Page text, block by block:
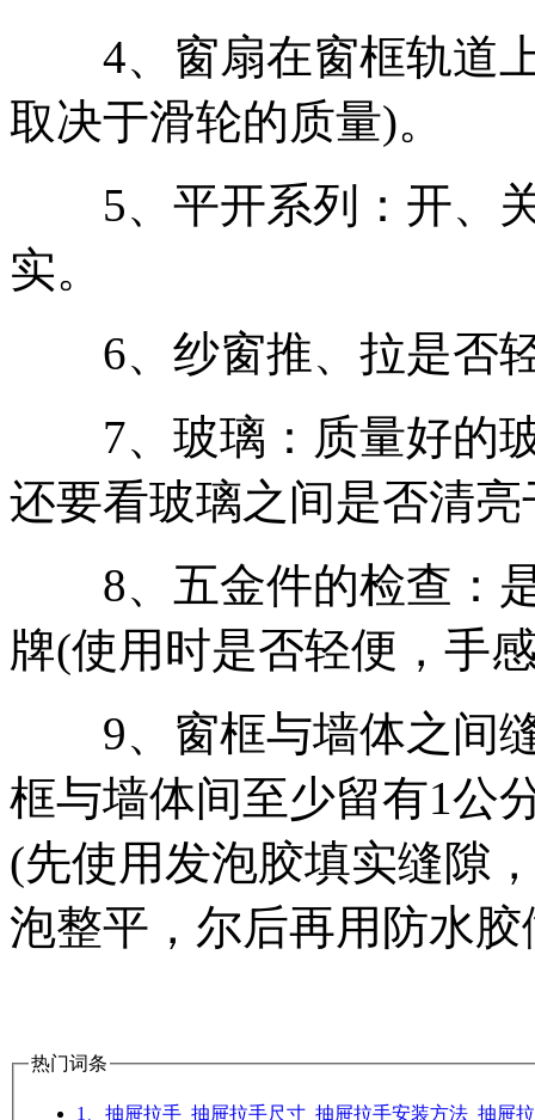
4、窗扇在窗框轨道上
取决于滑轮的质量)。
5、平开系列：开、关
实。
6、纱窗推、拉是否轻
7、玻璃：质量好的玻
还要看玻璃之间是否清亮
8、五金件的检查：是
牌(使用时是否轻便，手
9、窗框与墙体之间缝
框与墙体间至少留有1公
(先使用发泡胶填实缝隙
泡整平，尔后再用防水
热门词条
1、抽屉拉手_抽屉拉手尺寸_抽屉拉手安装方法_抽屉